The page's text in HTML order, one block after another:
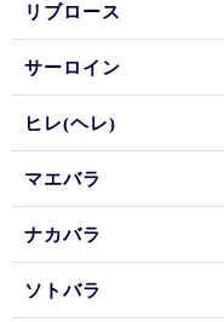
リブロース
サーロイン
ヒレ(ヘレ)
マエバラ
ナカバラ
ソトバラ